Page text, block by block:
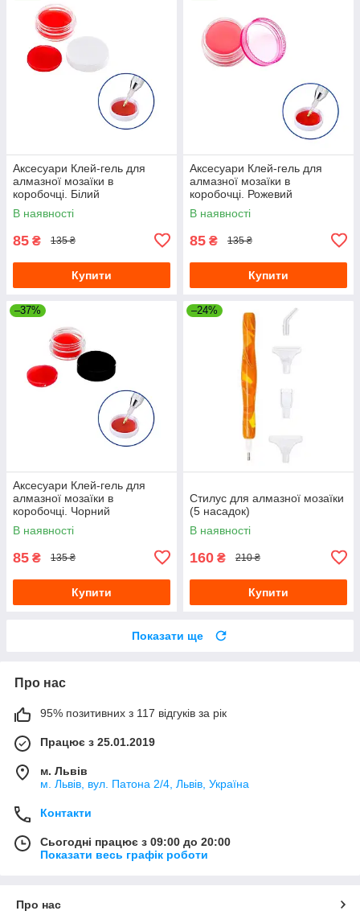
Аксесуари Клей-гель для
алмазної мозаїки в
коробочці. Білий
В наявності
85 ₴ 135 ₴
Купити
Аксесуари Клей-гель для
алмазної мозаїки в
коробочці. Рожевий
В наявності
85 ₴ 135 ₴
Купити
–37%
Аксесуари Клей-гель для
алмазної мозаїки в
коробочці. Чорний
В наявності
85 ₴ 135 ₴
Купити
–24%
Стилус для алмазної мозаїки
(5 насадок)
В наявності
160 ₴ 210 ₴
Купити
Показати ще
Про нас
95% позитивних з 117 відгуків за рік
Працює з 25.01.2019
м. Львів
м. Львів, вул. Патона 2/4, Львів, Україна
Контакти
Сьогодні працює з 09:00 до 20:00
Показати весь графік роботи
Про нас